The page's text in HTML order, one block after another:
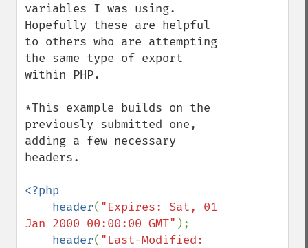
variables I was using.
Hopefully these are helpful
to others who are attempting
the same type of export
within PHP.
*This example builds on the
previously submitted one,
adding a few necessary
headers.
<?php
    header
( "Expires: Sat, 01
Jan 2000 00:00:00 GMT" );
header( "Last-Modified: